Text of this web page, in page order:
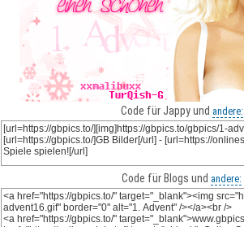
Code für Jappy und andere:
Code für Blogs und andere: